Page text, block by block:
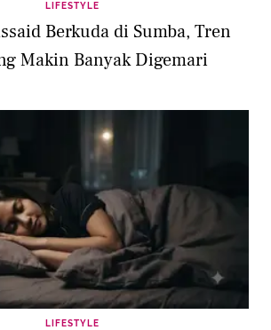
LIFESTYLE
Berkuda di Sumba, Tren
Makin Banyak Digemari
LIFESTYLE